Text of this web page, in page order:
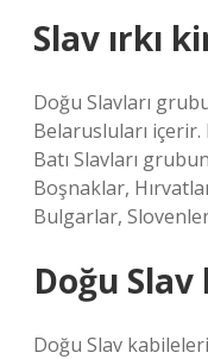
Slav ırkı
Doğu Slavları
Belarusluları
Batı Slavları
Boşnaklar,
Bulgarlar,
Doğu Slav
Doğu Slav